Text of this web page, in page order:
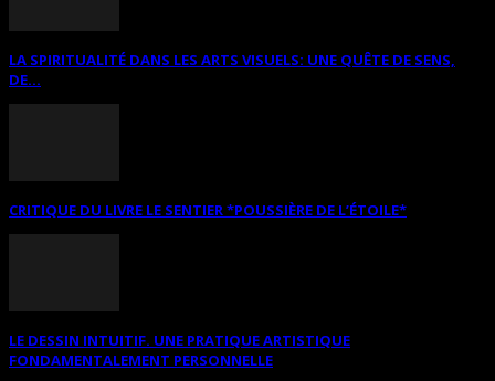
LA SPIRITUALITÉ DANS LES ARTS VISUELS: UNE QUÊTE DE SENS,
DE...
CRITIQUE DU LIVRE LE SENTIER *POUSSIÈRE DE L’ÉTOILE*
LE DESSIN INTUITIF. UNE PRATIQUE ARTISTIQUE
FONDAMENTALEMENT PERSONNELLE